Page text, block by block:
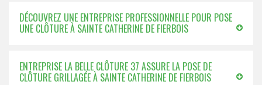
DÉCOUVREZ UNE ENTREPRISE PROFESSIONNELLE POUR POSE
UNE CLÔTURE À SAINTE CATHERINE DE FIERBOIS
ENTREPRISE LA BELLE CLÔTURE 37 ASSURE LA POSE DE
CLÔTURE GRILLAGÉE À SAINTE CATHERINE DE FIERBOIS